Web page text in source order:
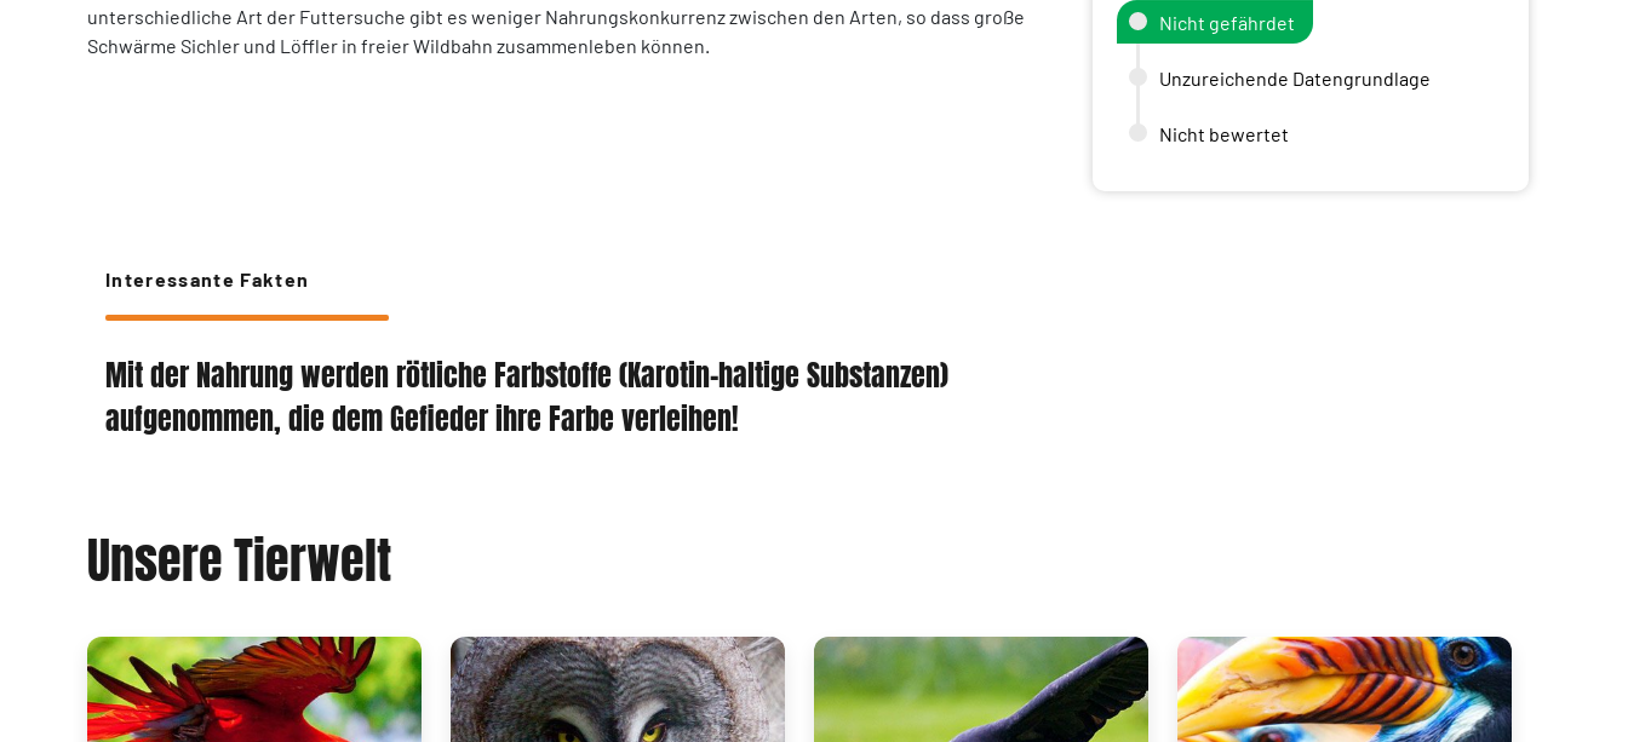
unterschiedliche Art der Futtersuche gibt es weniger Nahrungskonkurrenz zwischen den Arten, so dass große
Schwärme Sichler und Löffler in freier Wildbahn zusammenleben können.
Nicht gefährdet
Unzureichende Datengrundlage
Nicht bewertet
Interessante Fakten
Mit der Nahrung werden rötliche Farbstoffe (Karotin-haltige Substanzen)
aufgenommen, die dem Gefieder ihre Farbe verleihen!
Unsere Tierwelt